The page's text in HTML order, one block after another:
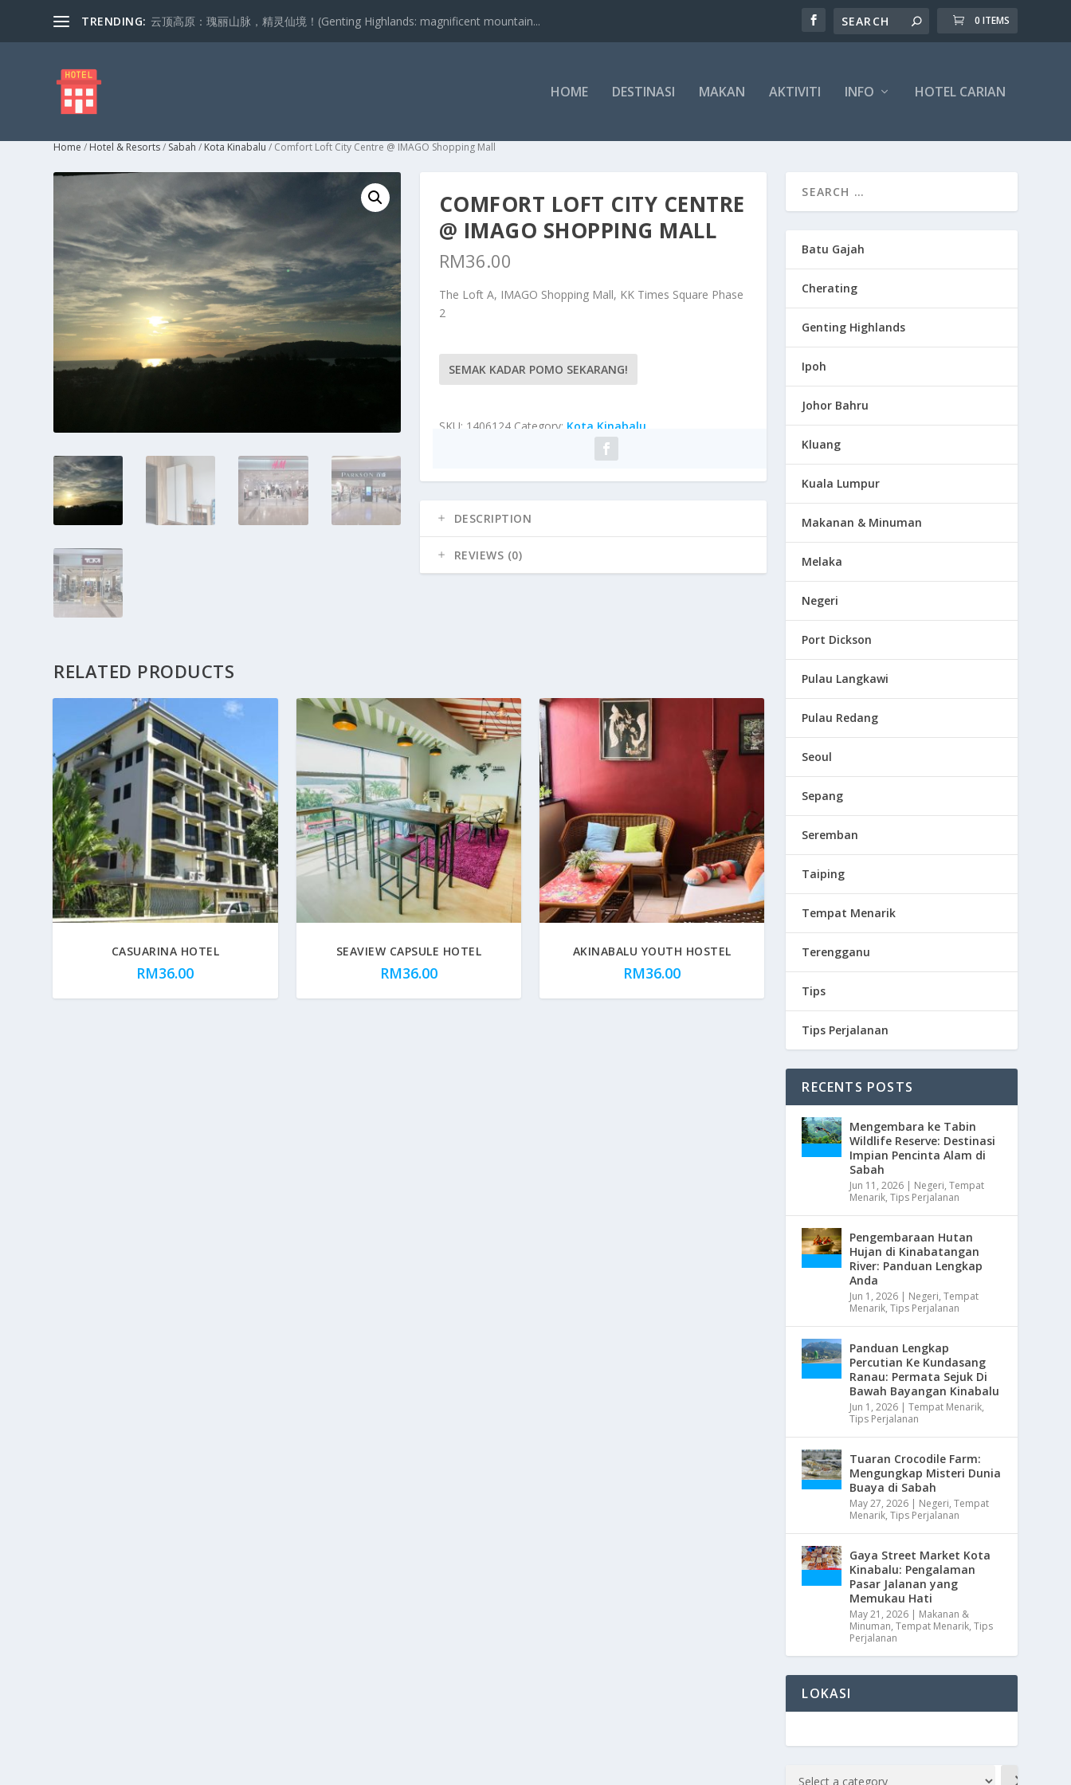
TRENDING: 云顶高原：瑰丽山脉，精灵仙境！(Genting Highlands: magnificent mountain... 0 ITEMS
HOME DESTINASI MAKAN AKTIVITI INFO HOTEL CARIAN
Home / Hotel & Resorts/ Sabah / Kota Kinabalu / Comfort Loft City Centre @ IMAGO Shopping Mall
COMFORT LOFT CITY CENTRE
@ IMAGO SHOPPING MALL
RM36.00
The Loft A, IMAGO Shopping Mall, KK Times Square Phase
2
SEMAK KADAR POMO SEKARANG!
SKU: 1406124 Category: Kota Kinabalu
DESCRIPTION
REVIEWS (0)
RELATED PRODUCTS
CASUARINA HOTEL
RM36.00
SEAVIEW CAPSULE HOTEL
RM36.00
AKINABALU YOUTH HOSTEL
RM36.00
Batu Gajah
Cherating
Genting Highlands
Ipoh
Johor Bahru
Kluang
Kuala Lumpur
Makanan & Minuman
Melaka
Negeri
Port Dickson
Pulau Langkawi
Pulau Redang
Seoul
Sepang
Seremban
Taiping
Tempat Menarik
Terengganu
Tips
Tips Perjalanan
RECENTS POSTS
Mengembara ke Tabin
Wildlife Reserve: Destinasi
Impian Pencinta Alam di
Sabah
Jun 11, 2026 | Negeri,Tempat
Menarik,Tips Perjalanan
Pengembaraan Hutan
Hujan di Kinabatangan
River: Panduan Lengkap
Anda
Jun 1, 2026 | Negeri,Tempat
Menarik,Tips Perjalanan
Panduan Lengkap
Percutian Ke Kundasang
Ranau: Permata Sejuk Di
Bawah Bayangan Kinabalu
Jun 1, 2026 |Tempat Menarik,
Tips Perjalanan
Tuaran Crocodile Farm:
Mengungkap Misteri Dunia
Buaya di Sabah
May 27, 2026 | Negeri,Tempat
Menarik,Tips Perjalanan
Gaya Street Market Kota
Kinabalu: Pengalaman
Pasar Jalanan yang
Memukau Hati
May 21, 2026 | Makanan &
Minuman,Tempat Menarik,Tips
Perjalanan
LOKASI